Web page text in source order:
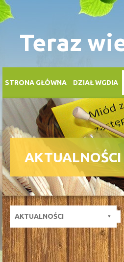
Teraz
STRONA GŁÓWNA DZIAŁ WGDIA
AKTUALNOŚCI
AKTUALNOŚCI